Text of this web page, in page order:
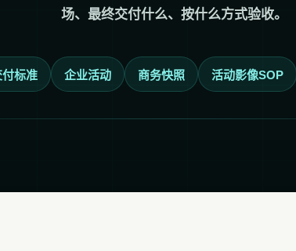
场、最终交付什么、按什么方式验收。
付标准 企业活动 商务快照 活动影像SOP